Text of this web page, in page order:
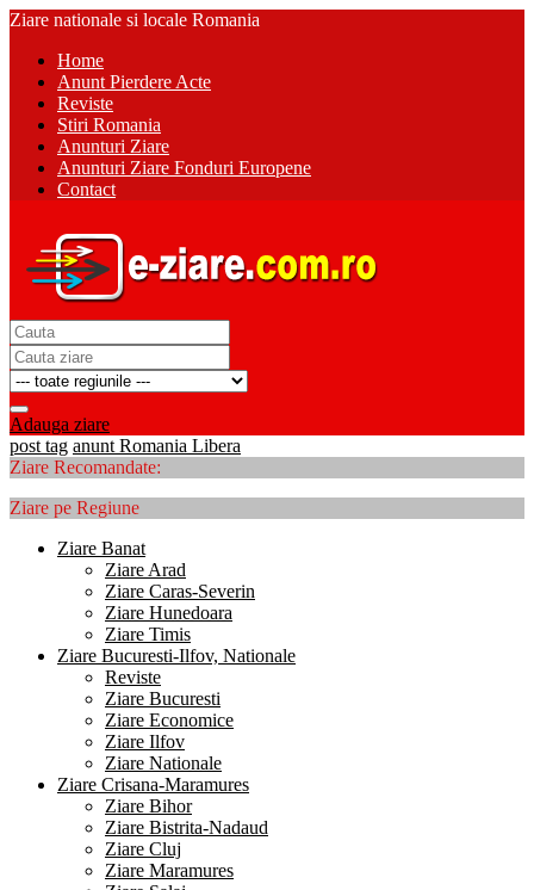
Ziare nationale si locale Romania
Home
Anunt Pierdere Acte
Reviste
Stiri Romania
Anunturi Ziare
Anunturi Ziare Fonduri Europene
Contact
Adauga ziare
post tag anunt Romania Libera
Ziare Recomandate:
Ziare pe Regiune
Ziare Banat
Ziare Arad
Ziare Caras-Severin
Ziare Hunedoara
Ziare Timis
Ziare Bucuresti-Ilfov, Nationale
Reviste
Ziare Bucuresti
Ziare Economice
Ziare Ilfov
Ziare Nationale
Ziare Crisana-Maramures
Ziare Bihor
Ziare Bistrita-Nadaud
Ziare Cluj
Ziare Maramures